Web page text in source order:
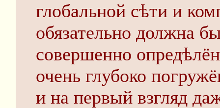
глобальной сѣти и
обязательно должна
совершенно
очень глубоко
и на первый взгляд